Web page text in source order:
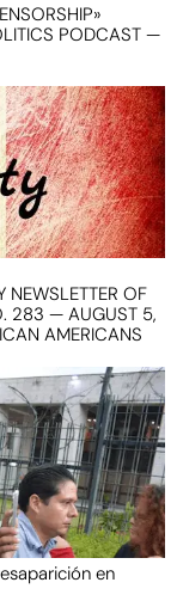
PODCAST —
NEWSLETTER OF
283 — AUGUST 5,
AMERICANS
en